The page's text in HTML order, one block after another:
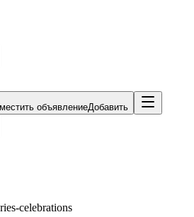
объявлениеДобавить
celebrations